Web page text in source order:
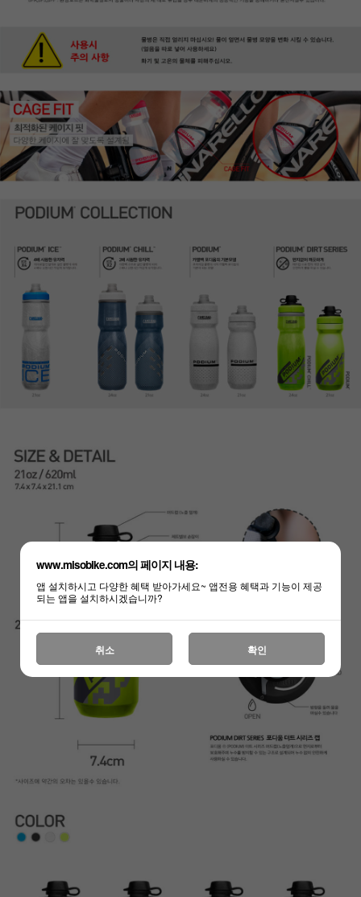
www.misobike.com의 페이지 내용:
앱 설치하시고 다양한 혜택 받아가세요~ 앱전용 혜택과 기능이 제공
되는 앱을 설치하시겠습니까?
취소 확인